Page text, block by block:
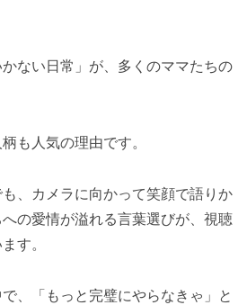
ない日常」が、多くのママたちの
も人気の理由です。
、カメラに向かって笑顔で語りか
の愛情が溢れる言葉選びが、視聴
す。
、「もっと完璧にやらなきゃ」と